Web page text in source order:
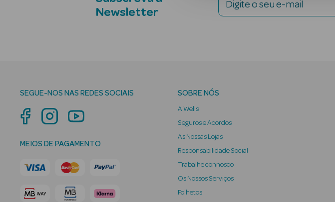
Newsletter
Digite o seu e-mail
SEGUE-NOS NAS REDES SOCIAIS
MEIOS DE PAGAMENTO
SOBRE NÓS
A Wells
Seguros e Acordos
As Nossas Lojas
Responsabilidade Social
Trabalhe connosco
Os Nossos Serviços
Folhetos